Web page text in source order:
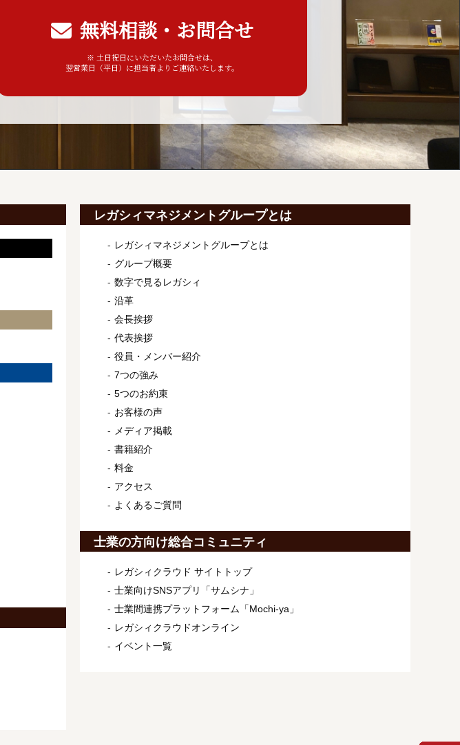
無料相談・お問合せ
※ 土日祝日にいただいたお問合せは、
翌営業日（平日）に担当者よりご連絡いたします。
レガシィマネジメントグループとは
レガシィマネジメントグループとは
グループ概要
数字で見るレガシィ
沿革
会長挨拶
代表挨拶
役員・メンバー紹介
7つの強み
5つのお約束
お客様の声
メディア掲載
書籍紹介
料金
アクセス
よくあるご質問
士業の方向け総合コミュニティ
レガシィクラウド サイトトップ
士業向けSNSアプリ「サムシナ」
士業間連携プラットフォーム「Mochi-ya」
レガシィクラウドオンライン
イベント一覧